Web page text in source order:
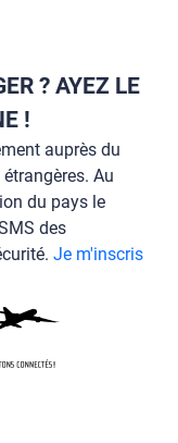
? AYEZ LE
!
auprès du
Au
du pays le
des
Je m'inscris